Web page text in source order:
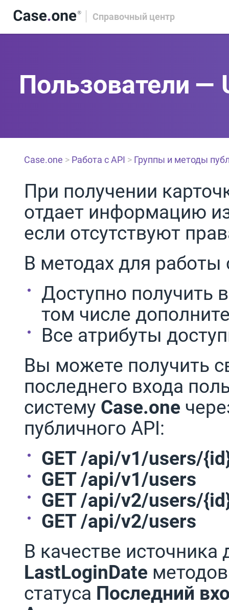
Справочный центр
Пользователи —
Case.one > Работа с API > Группы и методы
При получении
отдает информацию
если отсутствуют
В методах для работы
Доступно получить
том числе
Все атрибуты
Вы можете получить
последнего входа
систему Case.one
публичного API:
GET /api/v1/users/
GET /api/v1/users
GET /api/v2/users/
GET /api/v2/users
В качестве
LastLoginDate
статуса Последний